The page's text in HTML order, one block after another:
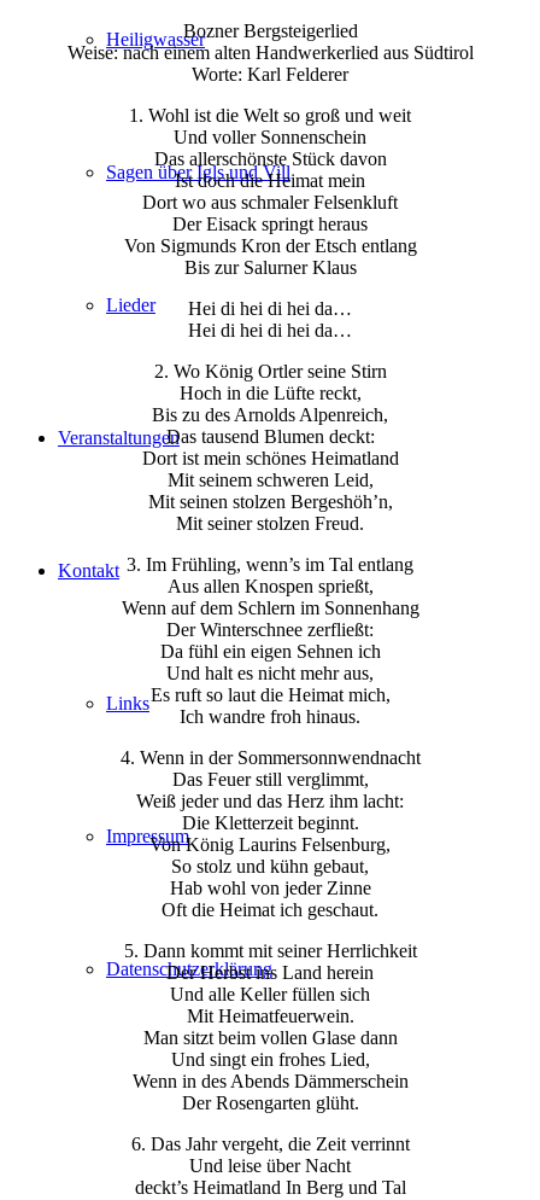
Heiligwasser
Sagen über Igls und Vill
Lieder
Veranstaltungen
Kontakt
Links
Impressum
Datenschutzerklärung
Bozner Bergsteigerlied
Weise: nach einem alten Handwerkerlied aus Südtirol
Worte: Karl Felderer
1. Wohl ist die Welt so groß und weit
Und voller Sonnenschein
Das allerschönste Stück davon
Ist doch die Heimat mein
Dort wo aus schmaler Felsenkluft
Der Eisack springt heraus
Von Sigmunds Kron der Etsch entlang
Bis zur Salurner Klaus
Hei di hei di hei da…
Hei di hei di hei da…
2. Wo König Ortler seine Stirn
Hoch in die Lüfte reckt,
Bis zu des Arnolds Alpenreich,
Das tausend Blumen deckt:
Dort ist mein schönes Heimatland
Mit seinem schweren Leid,
Mit seinen stolzen Bergeshöh’n,
Mit seiner stolzen Freud.
3. Im Frühling, wenn’s im Tal entlang
Aus allen Knospen sprießt,
Wenn auf dem Schlern im Sonnenhang
Der Winterschnee zerfließt:
Da fühl ein eigen Sehnen ich
Und halt es nicht mehr aus,
Es ruft so laut die Heimat mich,
Ich wandre froh hinaus.
4. Wenn in der Sommersonnwendnacht
Das Feuer still verglimmt,
Weiß jeder und das Herz ihm lacht:
Die Kletterzeit beginnt.
Von König Laurins Felsenburg,
So stolz und kühn gebaut,
Hab wohl von jeder Zinne
Oft die Heimat ich geschaut.
5. Dann kommt mit seiner Herrlichkeit
Der Herbst ins Land herein
Und alle Keller füllen sich
Mit Heimatfeuerwein.
Man sitzt beim vollen Glase dann
Und singt ein frohes Lied,
Wenn in des Abends Dämmerschein
Der Rosengarten glüht.
6. Das Jahr vergeht, die Zeit verrinnt
Und leise über Nacht
deckt’s Heimatland In Berg und Tal